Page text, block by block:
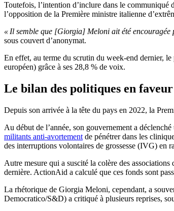
Toutefois, l’intention d’inclure dans le communiqué
l’opposition de la Première ministre italienne
« Il semble que [Giorgia] Meloni ait été
sous couvert d’anonymat.
En effet, au terme du scrutin du week-end dernier,
européen) grâce à ses 28,8 % de voix.
Le bilan des politiques en
Depuis son arrivée à la tête du pays en 2022, la
Au début de l’année, son gouvernement a
militants anti-avortement de pénétrer dans les
des interruptions volontaires de grossesse (IVG) en
Autre mesure qui a suscité la colère des
dernière. ActionAid a calculé que ces fonds sont
La rhétorique de Giorgia Meloni, cependant, a
Democratico/S&D) a critiqué à plusieurs reprises,